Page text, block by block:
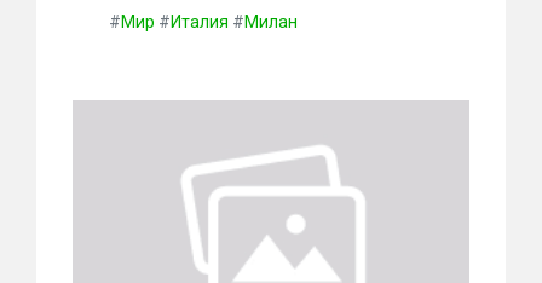
#Мир #Италия #Милан